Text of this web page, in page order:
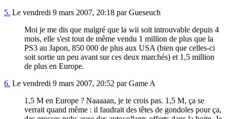
5. Le vendredi 9 mars 2007, 20:18 par Gueseuch
Moi je me dis que malgré que la wii soit introuvable depuis 4
mois, elle s'est tout de même vendu 1 million de plus que la
PS3 au Japon, 850 000 de plus aux USA (bien que celles-ci
soit sortie un peu avant sur ces deux marchés) et 1,5 million
de plus en Europe.
6. Le vendredi 9 mars 2007, 20:52 par Game A
1,5 M en Europe ? Naaaaan, je te crois pas. 1,5 M, ça se
verrait quand même : il faudrait des têtes de gondoles pour ça,